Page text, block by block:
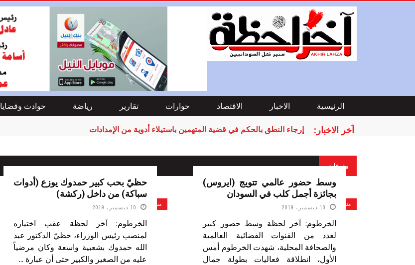
الرئيسية الاخبار الاقتصاد حوارات تقارير رياضة حوادث وقضايا
آخر الاخبار: إرجاء النطق بالحكم في قضية المتهمين باستيلاء أدوية من الإمدادات
منوعات
منوعات
حظيّ بحب كبير حمدوك يوزع (أدوات
سباكة) من داخل (ركشة)
10 ديسمبر، 2019
الخرطوم: آخر لحظة عقب اختياره
لمنصب رئيس الوزراء، حظيّ الدكتور عبد
الله حمدوك بشعبية واسعة وكان مرضياً
عليه من الصغير والكبير حتى أن عبارة ...
منوعات
وسط حضور عالمي تتويج (ايروس)
بجائزة أجمل كلب في السودان
10 ديسمبر، 2019
الخرطوم: آخر لحظة وسط حضور كبير
لعدد من القنوات الفضائية العالمية
والصحافة المحلية، شهدت الخرطوم أمس
الأول، انطلاقة فعاليات بطولة جمال